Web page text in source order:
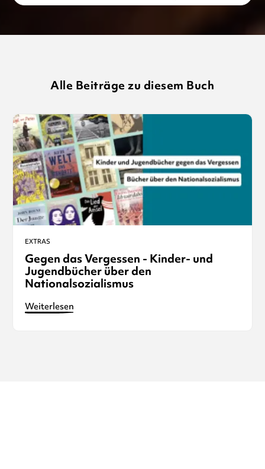
Alle Beiträge zu diesem Buch
EXTRAS
Gegen das Vergessen - Kinder- und
Jugendbücher über den
Nationalsozialismus
Weiterlesen